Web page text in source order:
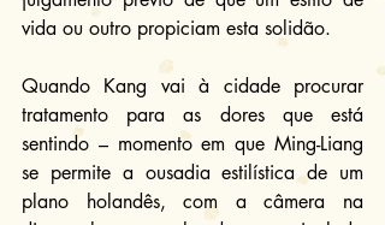
vida ou outro propiciam esta solidão.
Quando Kang vai à cidade procurar
tratamento para as dores que está
sentindo – momento em que Ming-Liang
se permite a ousadia estilística de um
plano holandês, com a câmera na